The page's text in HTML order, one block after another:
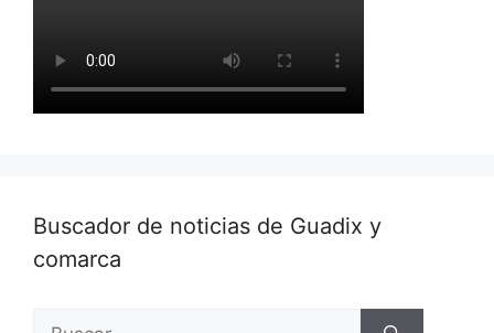
Buscador de noticias de Guadix y
comarca
Buscar: